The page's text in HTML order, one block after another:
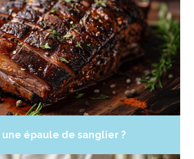
épaule de sanglier ?